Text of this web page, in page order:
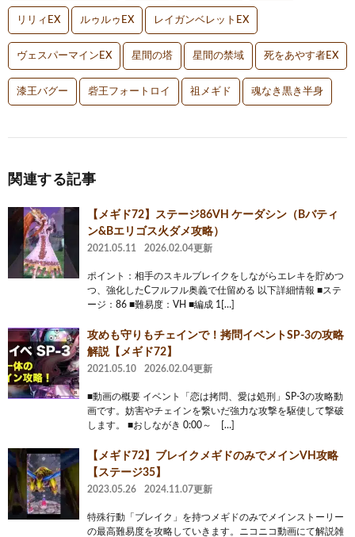
リリィEX ルゥルゥEX レイガンベレットEX
ヴェスパーマインEX 星間の塔 星間の禁域 死をあやす者EX
漆王バグー 砦王フォートロイ 祖メギド 魂なき黒き半身
関連する記事
【メギド72】ステージ86VH ケーダシン（Bバティ
ン&Bエリゴス火ダメ攻略）
2021.05.11 2026.02.04更新
ポイント：相手のスキルブレイクをしながらエレキを貯めつ
つ、強化したCフルフル奥義で仕留める 以下詳細情報 ■ステ
ージ：86 ■難易度：VH ■編成 1[…]
攻めも守りもチェインで！拷問イベントSP-3の攻略
解説【メギド72】
2021.05.10 2026.02.04更新
■動画の概要 イベント「恋は拷問、愛は処刑」SP-3の攻略動
画です。妨害やチェインを繋いだ強力な攻撃を駆使して撃破
します。 ■おしながき 0:00～ […]
【メギド72】ブレイクメギドのみでメインVH攻略
【ステージ35】
2023.05.26 2024.11.07更新
特殊行動「ブレイク」を持つメギドのみでメインストーリー
の最高難易度を攻略していきます。ニコニコ動画にて解説雑